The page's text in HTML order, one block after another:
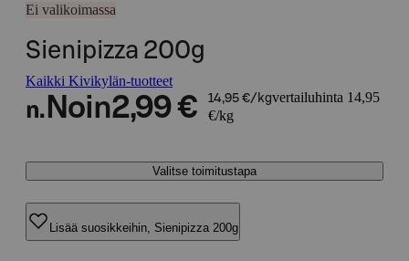
Ei valikoimassa
Sienipizza 200g
Kaikki Kivikylän-tuotteet
n. Noin2,99 € 14,95 €/kgvertailuhinta 14,95
€/kg
Valitse toimitustapa
Lisää suosikkeihin, Sienipizza 200g